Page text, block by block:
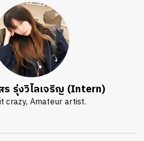
รุ่งวิไลเจริญ (Intern)
crazy, Amateur artist.